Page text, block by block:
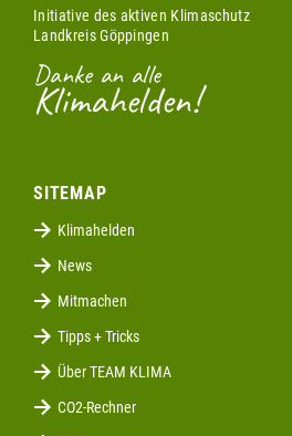
Initiative des aktiven Klimaschutz
Landkreis Göppingen
Danke an alle
Klimahelden!
SITEMAP
Klimahelden
News
Mitmachen
Tipps + Tricks
Über TEAM KLIMA
CO2-Rechner